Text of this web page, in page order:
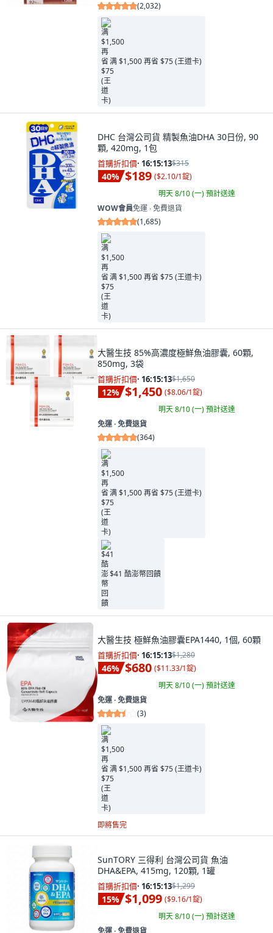
(2,032)
满 $1,500 再省 $75 (王道卡)
DHC 台灣公司貨 精製魚油DHA 30日份, 90
顆, 420mg, 1包
首購折扣價· 16:15:11$315
40% $189 ($2.10/1錠)
明天 8/10 (一)預計送達
WOW會員免運 ∙ 免費退貨
(1,685)
满 $1,500 再省 $75 (王道卡)
大醫生技 85%高濃度極鮮魚油膠囊, 60顆,
850mg, 3袋
首購折扣價· 16:15:11$1,650
12% $1,450 ($8.06/1錠)
明天 8/10 (一)預計送達
免運 ∙ 免費退貨
(364)
满 $1,500 再省 $75 (王道卡)
$41 酷澎幣回饋
大醫生技 極鮮魚油膠囊EPA1440, 1個, 60顆
首購折扣價· 16:15:11$1,280
46% $680 ($11.33/1錠)
明天 8/10 (一)預計送達
免運 ∙ 免費退貨
(3)
满 $1,500 再省 $75 (王道卡)
即將售完
SunTORY 三得利 台灣公司貨 魚油
DHA&EPA, 415mg, 120顆, 1罐
首購折扣價· 16:15:11$1,299
15% $1,099 ($9.16/1錠)
明天 8/10 (一)預計送達